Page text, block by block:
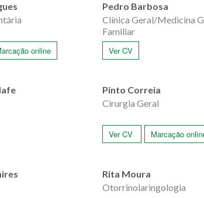
online
Pedro Barbosa
Clínica Geral/Medicina
Familiar
Ver CV
Pinto Correia
Cirurgia Geral
Ver CV Marcação
Rita Moura
Otorrinolaringologia